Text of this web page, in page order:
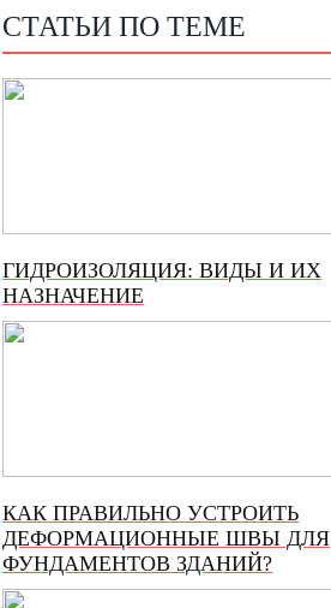
СТАТЬИ ПО ТЕМЕ
ГИДРОИЗОЛЯЦИЯ: ВИДЫ И ИХ
НАЗНАЧЕНИЕ
КАК ПРАВИЛЬНО УСТРОИТЬ
ДЕФОРМАЦИОННЫЕ ШВЫ ДЛЯ
ФУНДАМЕНТОВ ЗДАНИЙ?